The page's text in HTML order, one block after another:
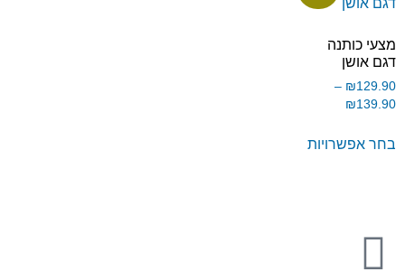
מצעי כותנה
דגם אושן
₪129.90
–
₪139.90
בחר אפשרויות